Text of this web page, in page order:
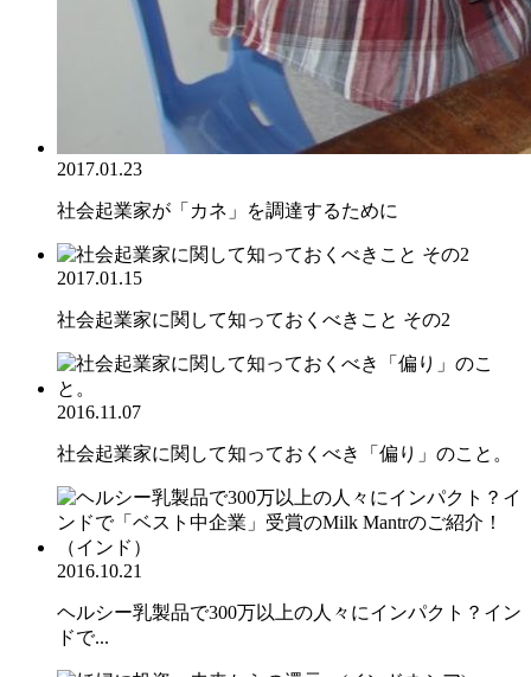
2017.01.23
社会起業家が「カネ」を調達するために
2017.01.15
社会起業家に関して知っておくべきこと その2
2016.11.07
社会起業家に関して知っておくべき「偏り」のこと。
2016.10.21
ヘルシー乳製品で300万以上の人々にインパクト？イン
ドで...